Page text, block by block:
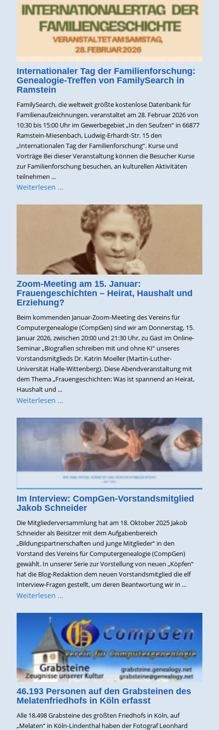
Internationaler Tag der Familienforschung:
Genealogie-Treffen von FamilySearch in
Ramstein
FamilySearch, die weltweit größte kostenlose Datenbank für
Familienaufzeichnungen, veranstaltet am 28. Februar 2026 von
10:30 bis 15:00 Uhr im Gewerbegebiet „In den Seufzen“ in 66877
Ramstein-Miesenbach, Ludwig-Erhardt-Str. 15 den
„Internationalen Tag der Familienforschung“. Kurse und
Vorträge Bei dieser Veranstaltung können die Besucher Kurse
zur Familienforschung besuchen, an kulturellen Aktivitäten
teilnehmen ...
Weiterlesen …
Zoom-Meeting am 15. Januar:
Frauengeschichten – Heirat, Haushalt und
Erziehung?
Beim kommenden Januar-Zoom-Meeting des Vereins für
Computergenealogie (CompGen) sind wir am Donnerstag, 15.
Januar 2026, zwischen 20:00 und 21:30 Uhr, zu Gast im Online-
Seminar „Biografien schreiben mit und ohne KI“ unseres
Vorstandsmitglieds Dr. Katrin Moeller (Martin-Luther-
Universität Halle-Wittenberg). Diese Abendveranstaltung mit
dem Thema „Frauengeschichten: Was ist spannend an Heirat,
Haushalt und ...
Weiterlesen …
Im Interview: CompGen-Vorstandsmitglied
Jakob Schneider
Die Mitgliederversammlung hat am 18. Oktober 2025 Jakob
Schneider als Beisitzer mit dem Aufgabenbereich
„Bildungspartnerschaften und junge Mitglieder“ in den
Vorstand des Vereins für Computergenealogie (CompGen)
gewählt. In unserer Serie zur Vorstellung von neuen „Köpfen“
hat die Blog-Redaktion dem neuen Vorstandsmitglied die elf
Interview-Fragen gestellt, um deren Beantwortung wir in ...
Weiterlesen …
46.193 Personen auf den Grabsteinen des
Melatenfriedhofs in Köln erfasst
Alle 18.498 Grabsteine des größten Friedhofs in Köln, auf
„Melaten“ in Köln-Lindenthal haben der Fotograf Leonhard